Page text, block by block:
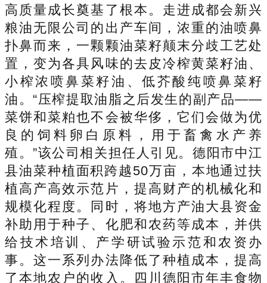
高质量成长奠基了根本。走进成都会新兴
粮油无限公司的出产车间，浓重的油喷鼻
扑鼻而来，一颗颗油菜籽颠末分歧工艺处
置，变为各具风味的去皮冷榨黄菜籽油、
小榨浓喷鼻菜籽油、低芥酸纯喷鼻菜籽
油。“压榨提取油脂之后发生的副产品——
菜饼和菜粕也不会被华侈，它们会做为优
良的饲料卵白原料，用于畜禽水产养
殖。”该公司相关担任人引见。德阳市中江
县油菜种植面积跨越50万亩，本地通过扶
植高产高效示范片，提高财产的机械化和
规模化程度。同时，将地方产油大县资金
补助用于种子、化肥和农药等成本，并供
给技术培训、产学研试验示范和农资办
事。这一系列办法降低了种植成本，提高
了本地农户的收入。四川德阳市年丰食物